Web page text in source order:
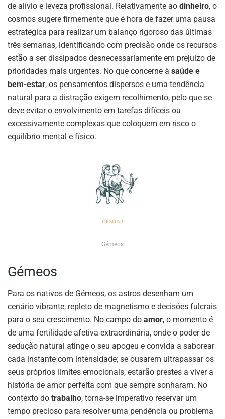
de alívio e leveza profissional. Relativamente ao dinheiro, o
cosmos sugere firmemente que é hora de fazer uma pausa
estratégica para realizar um balanço rigoroso das últimas
três semanas, identificando com precisão onde os recursos
estão a ser dissipados desnecessariamente em prejuízo de
prioridades mais urgentes. No que concerne à saúde e
bem-estar, os pensamentos dispersos e uma tendência
natural para a distração exigem recolhimento, pelo que se
deve evitar o envolvimento em tarefas difíceis ou
excessivamente complexas que coloquem em risco o
equilíbrio mental e físico.
Gémeos
Gémeos
Para os nativos de Gémeos, os astros desenham um
cenário vibrante, repleto de magnetismo e decisões fulcrais
para o seu crescimento. No campo do amor, o momento é
de uma fertilidade afetiva extraordinária, onde o poder de
sedução natural atinge o seu apogeu e convida a saborear
cada instante com intensidade; se ousarem ultrapassar os
seus próprios limites emocionais, estarão prestes a viver a
história de amor perfeita com que sempre sonharam. No
contexto do trabalho, torna-se imperativo reservar um
tempo precioso para resolver uma pendência ou problema